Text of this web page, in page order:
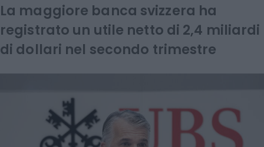
La maggiore banca svizzera ha
registrato un utile netto di 2,4 miliardi
di dollari nel secondo trimestre